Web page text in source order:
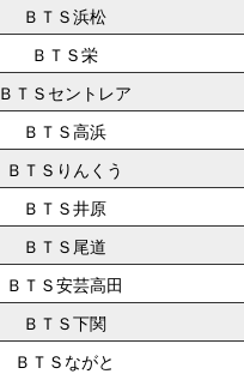
ＢＴＳ浜松
ＢＴＳ栄
ＢＴＳセントレア
ＢＴＳ高浜
ＢＴＳりんくう
ＢＴＳ井原
ＢＴＳ尾道
ＢＴＳ安芸高田
ＢＴＳ下関
ＢＴＳながと